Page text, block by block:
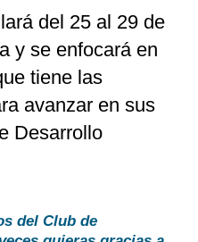
del 25 al 29 de
y se enfocará en
tiene las
avanzar en sus
Desarrollo
del Club de